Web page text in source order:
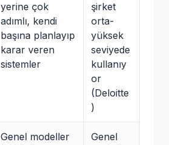
yerine çok
adımlı, kendi
başına planlayıp
karar veren
sistemler
şirket
orta-
yüksek
seviyede
kullanıy
or
(Deloitte
)
Genel modeller
Genel